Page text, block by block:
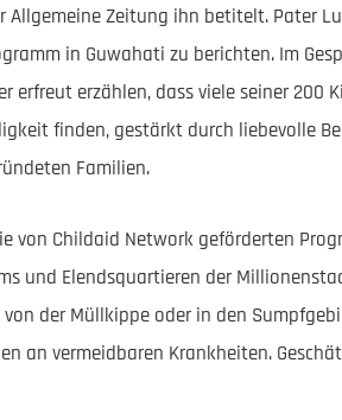
Allgemeine Zeitung ihn betitelt. Pater
in Guwahati zu berichten. Im
erfreut erzählen, dass viele seiner 200
finden, gestärkt durch liebevolle
Familien.
von Childaid Network geförderten
und Elendsquartieren der
der Müllkippe oder in den
an vermeidbaren Krankheiten.